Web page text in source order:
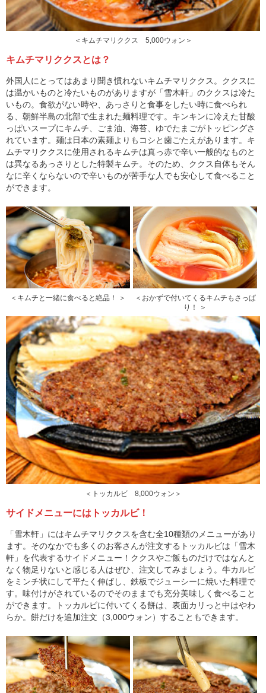
＜キムチマリククス 5,000ウォン＞
キムチマリククスとは？
外国人にとってはあまり聞き慣れないキムチマリククス。ククスに
は温かいものと冷たいものがありますが「雪木軒」のククスは冷た
いもの。食欲がない時や、あっさりと食事をしたい時に食べられ
る、朝鮮半島の北部で生まれた麺料理です。キンキンに冷えた甘酸
っぱいスープにキムチ、ごま油、海苔、ゆでたまごがトッピングさ
れています。麺は日本の素麺よりもコシと歯ごたえがあります。キ
ムチマリククスに使用されるキムチは真っ赤で辛い一般的なものと
は異なるあっさりとした特製キムチ。そのため、ククス自体もそん
なに辛くならないので辛いものが苦手な人でも安心して食べること
ができます。
＜キムチと一緒に食べると絶品！ ＞
＜おかずで付いてくるキムチもさっぱ
り！ ＞
＜トッカルビ 8,000ウォン＞
サイドメニューにはトッカルビ！
「雪木軒」にはキムチマリククスを含む全10種類のメニューがあり
ます。そのなかでも多くのお客さんが注文するトッカルビは「雪木
軒」を代表するサイドメニュー！ククスやご飯ものだけではなんと
なく物足りないと感じる人はぜひ、注文してみましょう。牛カルビ
をミンチ状にして平たく伸ばし、鉄板でジューシーに焼いた料理で
す。味付けがされているのでそのままでも充分美味しく食べること
ができます。トッカルビに付いてくる餅は、表面カリっと中はやわ
らか。餅だけを追加注文（3,000ウォン）することもできます。